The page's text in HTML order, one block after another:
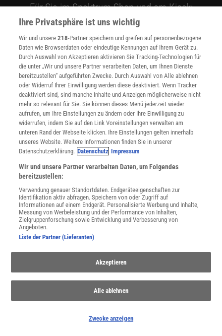
Für Sie im Spektrum-Shop und am Kiosk:
WEITERE NEUERSCHEINUNGEN SPEKTRUM SHOP
Spektrum.de-Newsletter abonnieren
JETZT ANMELDEN!
Sie können unsere Newsletter jederzeit wieder abbestellen. Infos zu unserem Umgang
mit Ihren personenbezogenen Daten finden Sie in unserer
SERVICES
Newsletter
Kontakt
Spektrum Shop
Presse
Ihre Privatsphäre ist uns wichtig
Wir und unsere218-Partner speichern und greifen auf personenbezogene
Daten wie Browserdaten oder eindeutige Kennungen auf Ihrem Gerät zu.
Durch Auswahl von Akzeptieren aktivieren Sie Tracking-Technologien für
die unter „Wir und unsere Partner verarbeiten Daten, um Ihnen Dienste
bereitzustellen“ aufgeführten Zwecke. Durch Auswahl von Alle ablehnen
oder Widerruf Ihrer Einwilligung werden diese deaktiviert. Wenn Tracker
deaktiviert sind, sind manche Inhalte und Anzeigen möglicherweise nicht
mehr so relevant für Sie. Sie können dieses Menü jederzeit wieder
aufrufen, um Ihre Einstellungen zu ändern oder Ihre Einwilligung zu
widerrufen, indem Sie auf den Link Voreinstellungen verwalten am
unteren Rand der Webseite klicken. Ihre Einstellungen gelten innerhalb
unseres Website. Weitere Informationen finden Sie in unserer
Datenschutzerklärung. Datenschutz Impressum
Wir und unsere Partner verarbeiten Daten, um Folgendes
bereitzustellen:
Verwendung genauer Standortdaten. Endgeräteeigenschaften zur
Identifikation aktiv abfragen. Speichern von oder Zugriff auf
Informationen auf einem Endgerät. Personalisierte Werbung und Inhalte,
Messung von Werbeleistung und der Performance von Inhalten,
Zielgruppenforschung sowie Entwicklung und Verbesserung von
Angeboten.
Liste der Partner (Lieferanten)
Akzeptieren
Alle ablehnen
Zwecke anzeigen